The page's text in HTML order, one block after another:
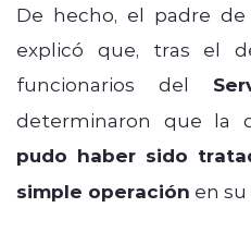
De hecho, el padre de
explicó que, tras el
funcionarios del
determinaron que la
pudo haber sido
simple operación en